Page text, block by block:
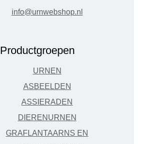
info@urnwebshop.nl
Productgroepen
URNEN
ASBEELDEN
ASSIERADEN
DIERENURNEN
GRAFLANTAARNS EN